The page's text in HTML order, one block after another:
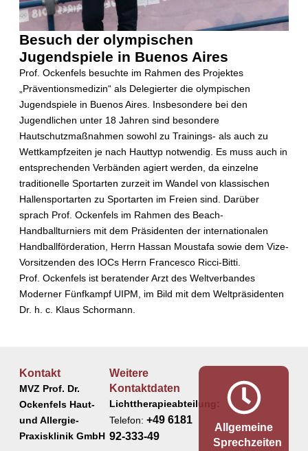
Besuch der olympischen
Jugendspiele in Buenos Aires
Prof. Ockenfels besuchte im Rahmen des Projektes
„Präventionsmedizin“ als Delegierter die olympischen
Jugendspiele in Buenos Aires. Insbesondere bei den
Jugendlichen unter 18 Jahren sind besondere
Hautschutzmaßnahmen sowohl zu Trainings- als auch zu
Wettkampfzeiten je nach Hauttyp notwendig. Es muss auch in
entsprechenden Verbänden agiert werden, da einzelne
traditionelle Sportarten zurzeit im Wandel von klassischen
Hallensportarten zu Sportarten im Freien sind. Darüber
sprach Prof. Ockenfels im Rahmen des Beach-
Handballturniers mit dem Präsidenten der internationalen
Handballförderation, Herrn Hassan Moustafa sowie dem Vize-
Vorsitzenden des IOCs Herrn Francesco Ricci-Bitti.
Prof. Ockenfels ist beratender Arzt des Weltverbandes
Moderner Fünfkampf UIPM, im Bild mit dem Weltpräsidenten
Dr. h. c. Klaus Schormann.
Kontakt
MVZ Prof. Dr.
Ockenfels Haut-
und Allergie-
Praxisklinik GmbH
Weitere
Kontaktdaten
Lichttherapieabteilung:
Telefon: +49 6181
92-333-49
Allgemeine
Sprechzeiten